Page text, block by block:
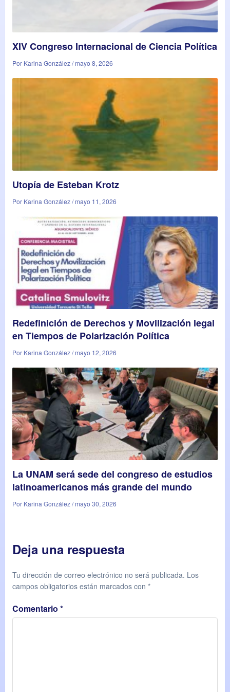
XIV Congreso Internacional de Ciencia Política
Por Karina González / mayo 8, 2026
Utopía de Esteban Krotz
Por Karina González / mayo 11, 2026
Redefinición de Derechos y Movilización legal
en Tiempos de Polarización Política
Por Karina González / mayo 12, 2026
La UNAM será sede del congreso de estudios
latinoamericanos más grande del mundo
Por Karina González / mayo 30, 2026
Deja una respuesta
Tu dirección de correo electrónico no será publicada. Los
campos obligatorios están marcados con *
Comentario *